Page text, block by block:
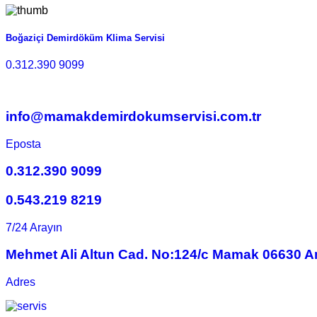
Boğaziçi Demirdöküm Klima Servisi
0.312.390 9099
info@mamakdemirdokumservisi.com.tr
Eposta
0.312.390 9099
0.543.219 8219
7/24 Arayın
Mehmet Ali Altun Cad. No:124/c Mamak 06630
Adres